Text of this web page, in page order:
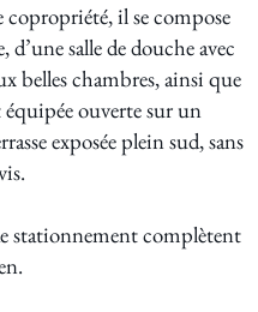
copropriété, il se compose
d’une salle de douche avec
belles chambres, ainsi que
ouverte sur un
exposée plein sud, sans
stationnement complètent